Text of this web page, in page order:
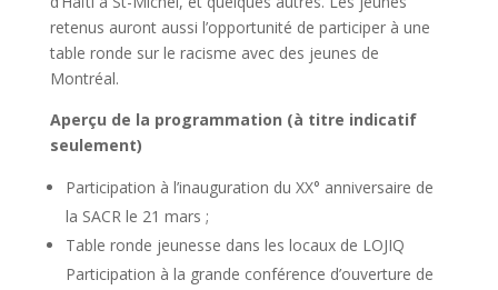
retenus auront aussi l’opportunité de participer à une
table ronde sur le racisme avec des jeunes de
Montréal.
Aperçu de la programmation (à titre indicatif
seulement)
Participation à l’inauguration du XX° anniversaire de
la SACR le 21 mars ;
Table ronde jeunesse dans les locaux de LOJIQ
Participation à la grande conférence d’ouverture de